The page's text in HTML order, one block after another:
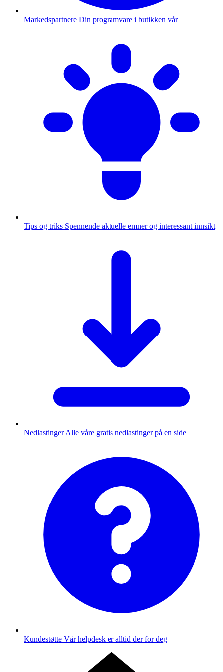
Markedspartnere Din programvare i butikken vår
Tips og triks Spennende aktuelle emner og interessant innsikt
Nedlastinger Alle våre gratis nedlastinger på en side
Kundestøtte Vår helpdesk er alltid der for deg